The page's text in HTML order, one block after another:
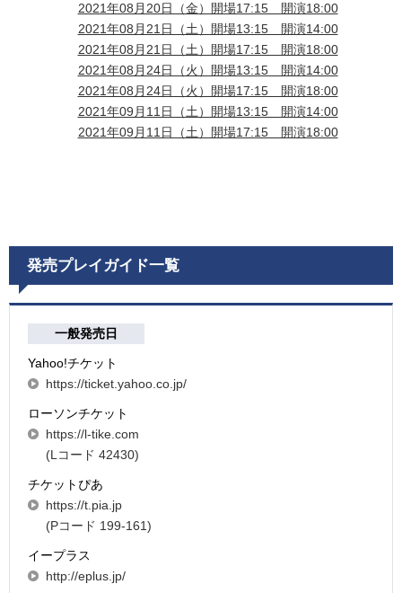
2021年08月20日（金）開場17:15 開演18:00
2021年08月21日（土）開場13:15 開演14:00
2021年08月21日（土）開場17:15 開演18:00
2021年08月24日（火）開場13:15 開演14:00
2021年08月24日（火）開場17:15 開演18:00
2021年09月11日（土）開場13:15 開演14:00
2021年09月11日（土）開場17:15 開演18:00
発売プレイガイド一覧
一般発売日
Yahoo!チケット
https://ticket.yahoo.co.jp/
ローソンチケット
https://l-tike.com
(Lコード 42430)
チケットぴあ
https://t.pia.jp
(Pコード 199-161)
イープラス
http://eplus.jp/